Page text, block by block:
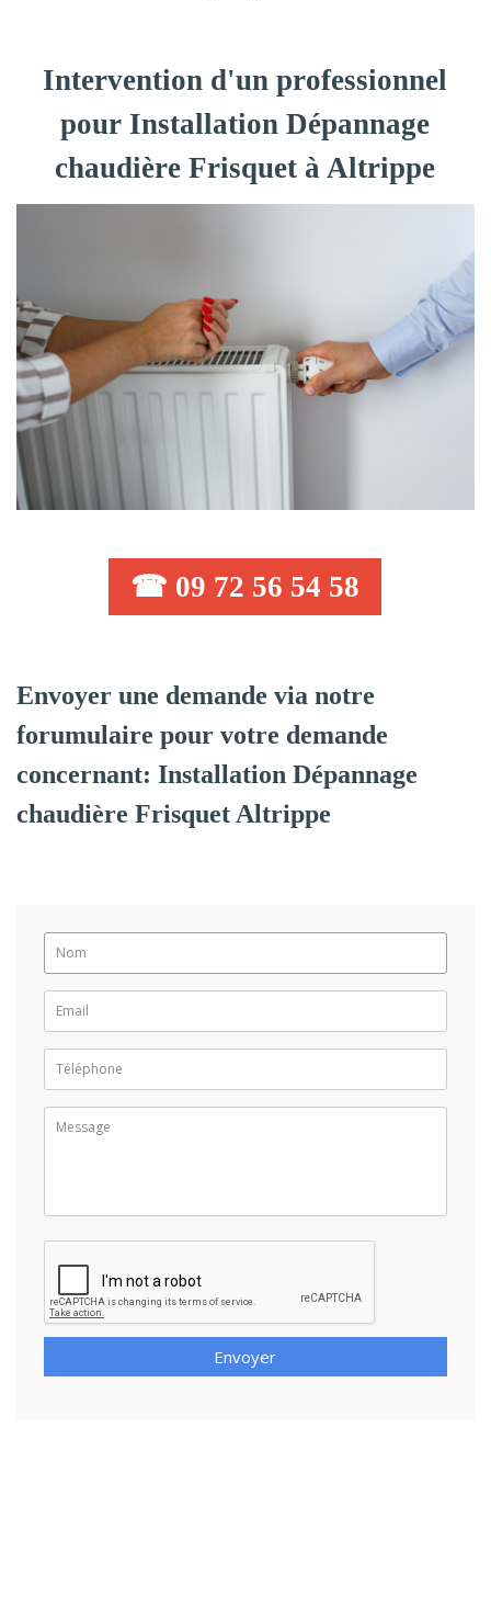
Intervention d'un professionnel
pour Installation Dépannage
chaudière Frisquet à Altrippe
☎ 09 72 56 54 58
Envoyer une demande via notre
forumulaire pour votre demande
concernant: Installation Dépannage
chaudière Frisquet Altrippe
Envoyer